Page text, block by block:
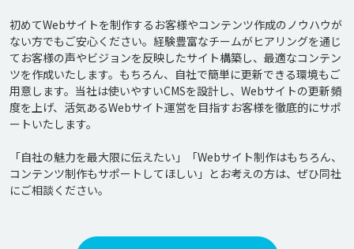
初めてWebサイトを制作するお客様やコンテンツ作成のノウハウが
ない方でもご安心ください。経験豊富なチームがヒアリングを通じ
てお客様の声やビジョンを反映したサイト構築し、最適なコンテン
ツを作成いたします。もちろん、自社で簡単に更新できる環境もご
用意します。当社は使いやすいCMSを設計し、Webサイトの更新頻
度を上げ、活気あるWebサイト運営を目指すお客様を徹底的にサポ
ートいたします。
「自社の魅力を最大限に伝えたい」「Webサイト制作はもちろん、
コンテンツ制作もサポートしてほしい」とお考えの方は、ぜひ同社